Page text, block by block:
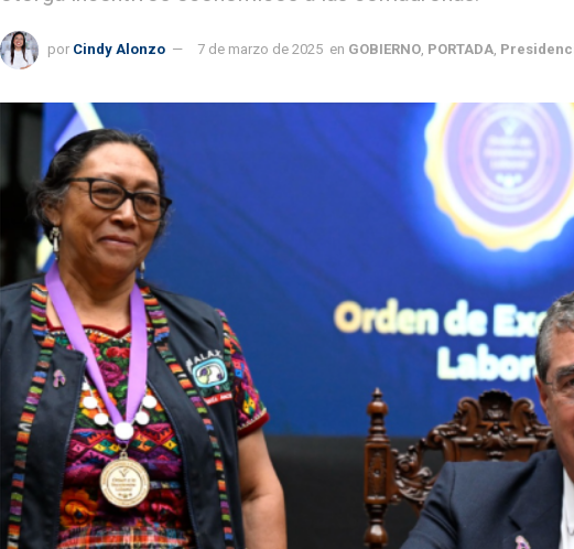
por Cindy Alonzo 7 de marzo de 2025 en GOBIERNO PORTADA